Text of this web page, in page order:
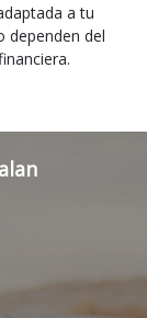
a tu
dependen del